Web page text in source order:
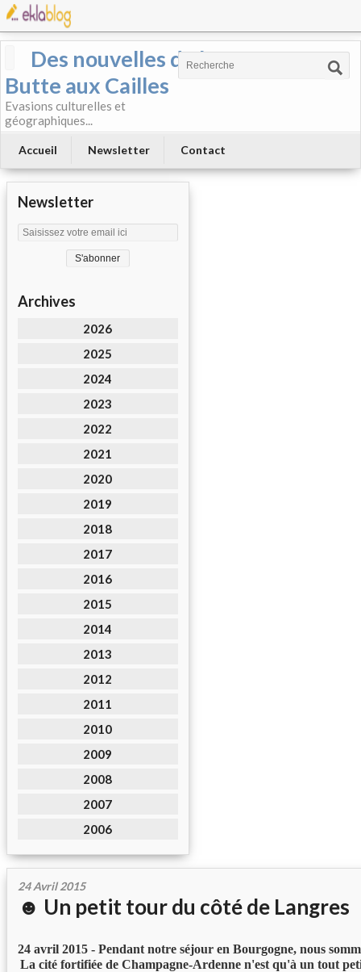
Des nouvelles de la
Butte aux Cailles
Evasions culturelles et
géographiques...
Accueil Newsletter Contact
Newsletter
Archives
2026
2025
2024
2023
2022
2021
2020
2019
2018
2017
2016
2015
2014
2013
2012
2011
2010
2009
2008
2007
2006
24 Avril 2015
☻ Un petit tour du côté de Langres
24 avril 2015 - Pendant notre séjour en Bourgogne, nous
La cité fortifiée de Champagne-Ardenne n'est qu'à un tout